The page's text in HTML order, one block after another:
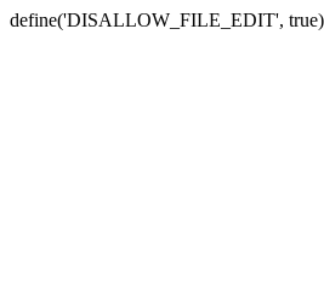
define('DISALLOW_FILE_EDIT',